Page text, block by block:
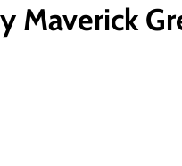
Maverick